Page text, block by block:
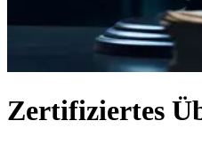
Zertifiziertes